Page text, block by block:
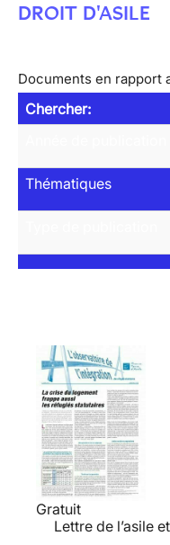
DROIT D'ASILE
Documents en rapport
Chercher:
Thématiques
Gratuit
Lettre de l’asile